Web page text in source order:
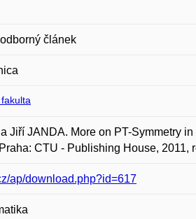
článek
Jiří JANDA. More on PT-Symmetry
CTU - Publishing House, 2011,
ap/download.php?id=617